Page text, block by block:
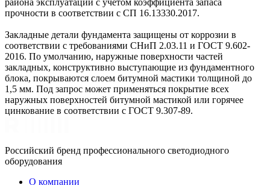
района эксплуатации с учетом коэффициента запаса
прочности в соответствии с СП 16.13330.2017.
Закладные детали фундамента защищены от коррозии в
соответствии с требованиями СНиП 2.03.11 и ГОСТ 9.602-
2016. По умолчанию, наружные поверхности частей
закладных, конструктивно выступающие из фундаментного
блока, покрываются слоем битумной мастики толщиной до
1,5 мм. Под запрос может применяться покрытие всех
наружных поверхностей битумной мастикой или горячее
цинкование в соответствии с ГОСТ 9.307-89.
Российский бренд профессионального светодиодного
оборудования
О компании